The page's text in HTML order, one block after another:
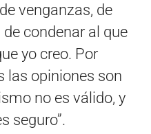
venganzas, de
condenar al que
yo creo. Por
las opiniones son
no es válido, y
seguro”.